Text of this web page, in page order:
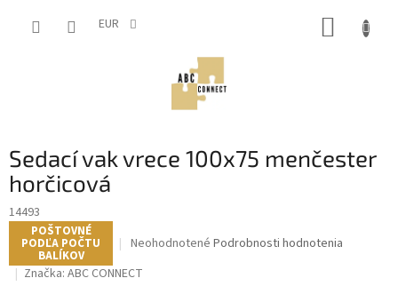
EUR
Sedací vak vrece 100x75 menčester
horčicová
14493
POŠTOVNÉ
PODĽA POČTU
BALÍKOV
Priemerné
produktu
Neohodnotené Podrobnosti hodnotenia
Značka: ABC CONNECT